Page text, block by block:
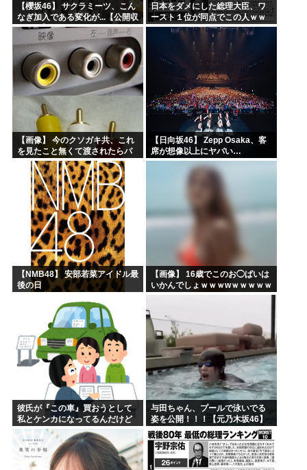
【櫻坂46】 サクラミーツ、こん
なぎ加入である変化が...【公開収
録レポ】
日本をダメにした総理大臣、ワ
ースト１位が同点でこの人ｗｗ
ｗｗｗｗ
【画像】 今のクソガキ共、これ
を見たこと無くて渡されたらパ
ニクるらしいｗｗｗｗｗｗｗｗ
ｗｗｗｗｗ
【日向坂46】 Zepp Osaka、客
席が想像以上にヤバい…
【NMB48】 安部若菜アイドル最
後の日
【画像】 16歳でこのお◯ぱいは
いかんでしょｗｗｗwｗｗｗｗｗ
ｗｗｗ❤
彼氏が『この車』買おうとして
私とケンカになってるんだけど
ｗｗｗｗｗｗ
与田ちゃん、プールで泳いでる
姿を公開！！！【元乃木坂46】